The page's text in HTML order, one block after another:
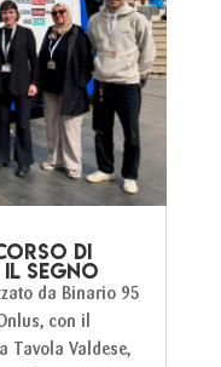
di
il segno
da Binario 95
con il
Tavola Valdese,